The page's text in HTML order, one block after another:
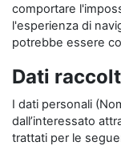
comportare
l'esperienza di
potrebbe essere
Dati
I dati personali
dall’interessato
trattati per le